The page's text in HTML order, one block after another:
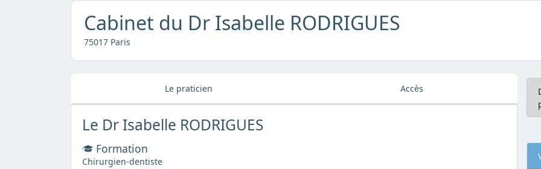
Cabinet du Dr Isabelle RODRIGUES
75017 Paris
Le praticien Accès
Le Dr Isabelle RODRIGUES
Formation
Chirurgien-dentiste